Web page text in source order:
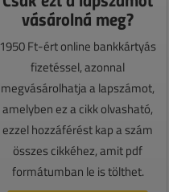
vásárolná meg?
1950 Ft-ért online bankkártyás
fizetéssel, azonnal
megvásárolhatja a lapszámot,
amelyben ez a cikk olvasható,
ezzel hozzáférést kap a szám
összes cikkéhez, amit pdf
formátumban le is tölthet.